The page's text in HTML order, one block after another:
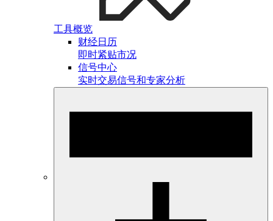
工具概览
财经日历
即时紧贴市况
信号中心
实时交易信号和专家分析